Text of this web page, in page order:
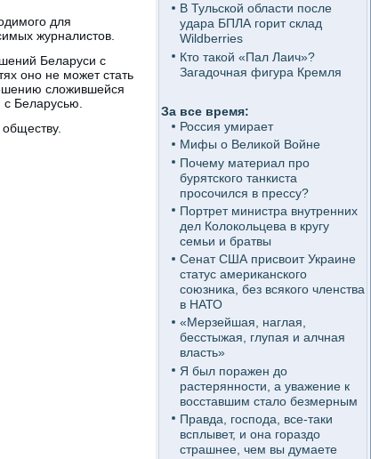
для
журналистов.
Беларуси с
оно не может стать
сложившейся
Беларусью.
В Тульской области после
удара БПЛА горит склад
Wildberries
Кто такой «Пал Лаич»?
Загадочная фигура Кремля
За все время:
Россия умирает
Мифы о Великой Войне
Почему материал про
бурятского танкиста
просочился в прессу?
Портрет министра внутренних
дел Колокольцева в кругу
семьи и братвы
Сенат США присвоит Украине
статус американского
союзника, без всякого членства
в НАТО
«Мерзейшая, наглая,
бесстыжая, глупая и алчная
власть»
Я был поражен до
растерянности, а уважение к
восставшим стало безмерным
Правда, господа, все-таки
всплывет, и она гораздо
страшнее, чем вы думаете